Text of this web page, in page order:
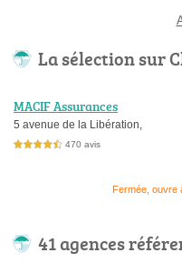
La sélection sur
MACIF Assurances
5 avenue de la Libération,
4,5 étoiles sur 5 470 avis
Fermée, ouvre
41 agences